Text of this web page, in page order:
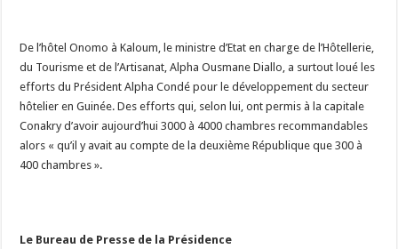
De l’hôtel Onomo à Kaloum, le ministre d’Etat en charge de l’Hôtellerie,
du Tourisme et de l’Artisanat, Alpha Ousmane Diallo, a surtout loué les
efforts du Président Alpha Condé pour le développement du secteur
hôtelier en Guinée. Des efforts qui, selon lui, ont permis à la capitale
Conakry d’avoir aujourd’hui 3000 à 4000 chambres recommandables
alors « qu’il y avait au compte de la deuxième République que 300 à
400 chambres ».
Le Bureau de Presse de la Présidence